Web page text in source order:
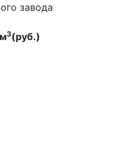
завода
3(руб.)